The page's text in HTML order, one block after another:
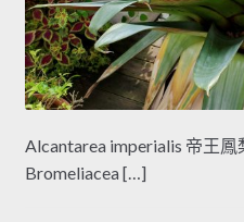
Alcantarea imperialis 帝王
Bromeliacea […]